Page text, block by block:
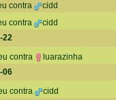
contra
cidd
contra
cidd
22
contra
luarazinha
06
contra
cidd